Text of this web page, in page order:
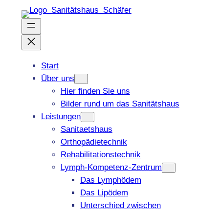
Inhalt
springen
Start
Über uns
Hier finden Sie uns
Bilder rund um das Sanitätshaus
Leistungen
Sanitaetshaus
Orthopädietechnik
Rehabilitationstechnik
Lymph-Kompetenz-Zentrum
Das Lymphödem
Das Lipödem
Unterschied zwischen